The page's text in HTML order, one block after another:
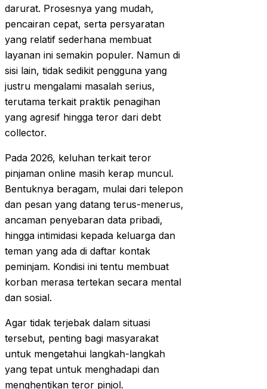
darurat. Prosesnya yang mudah,
pencairan cepat, serta persyaratan
yang relatif sederhana membuat
layanan ini semakin populer. Namun di
sisi lain, tidak sedikit pengguna yang
justru mengalami masalah serius,
terutama terkait praktik penagihan
yang agresif hingga teror dari debt
collector.
Pada 2026, keluhan terkait teror
pinjaman online masih kerap muncul.
Bentuknya beragam, mulai dari telepon
dan pesan yang datang terus-menerus,
ancaman penyebaran data pribadi,
hingga intimidasi kepada keluarga dan
teman yang ada di daftar kontak
peminjam. Kondisi ini tentu membuat
korban merasa tertekan secara mental
dan sosial.
Agar tidak terjebak dalam situasi
tersebut, penting bagi masyarakat
untuk mengetahui langkah-langkah
yang tepat untuk menghadapi dan
menghentikan teror pinjol.